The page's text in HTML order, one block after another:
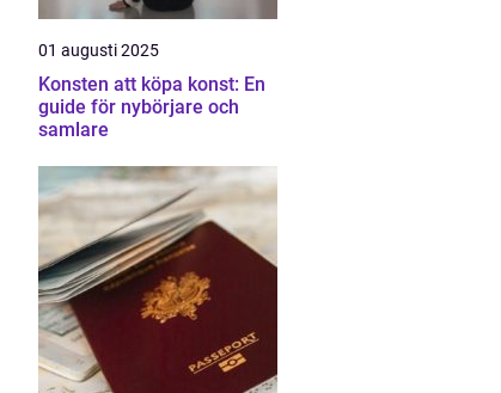
01 augusti 2025
Konsten att köpa konst: En
guide för nybörjare och
samlare